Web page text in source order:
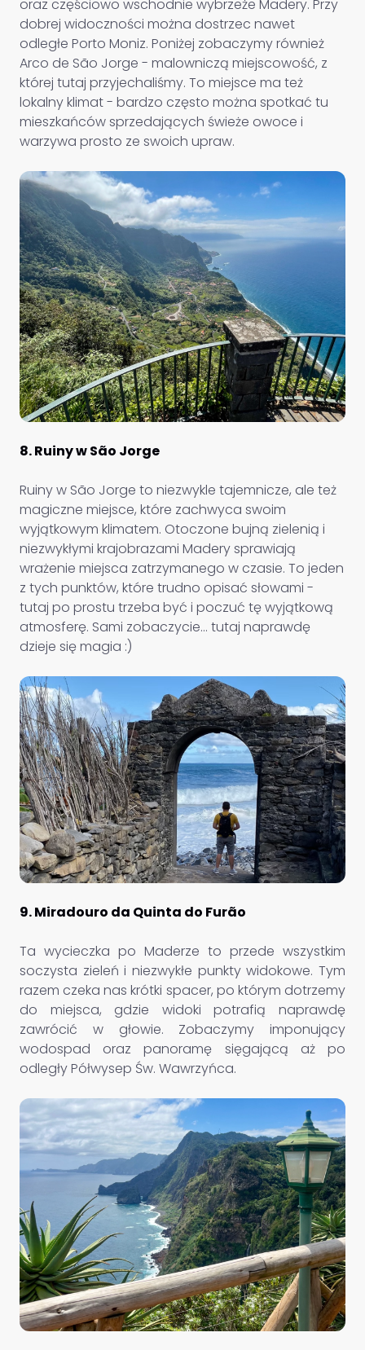
oraz częściowo wschodnie wybrzeże Madery. Przy
dobrej widoczności można dostrzec nawet
odległe Porto Moniz. Poniżej zobaczymy również
Arco de São Jorge - malowniczą miejscowość, z
której tutaj przyjechaliśmy. To miejsce ma też
lokalny klimat - bardzo często można spotkać tu
mieszkańców sprzedających świeże owoce i
warzywa prosto ze swoich upraw.
8. Ruiny w São Jorge
Ruiny w São Jorge to niezwykle tajemnicze, ale też
magiczne miejsce, które zachwyca swoim
wyjątkowym klimatem. Otoczone bujną zielenią i
niezwykłymi krajobrazami Madery sprawiają
wrażenie miejsca zatrzymanego w czasie. To jeden
z tych punktów, które trudno opisać słowami -
tutaj po prostu trzeba być i poczuć tę wyjątkową
atmosferę. Sami zobaczycie… tutaj naprawdę
dzieje się magia :)
9. Miradouro da Quinta do Furão
Ta wycieczka po Maderze to przede wszystkim
soczysta zieleń i niezwykłe punkty widokowe. Tym
razem czeka nas krótki spacer, po którym dotrzemy
do miejsca, gdzie widoki potrafią naprawdę
zawrócić w głowie. Zobaczymy imponujący
wodospad oraz panoramę sięgającą aż po
odległy Półwysep Św. Wawrzyńca.